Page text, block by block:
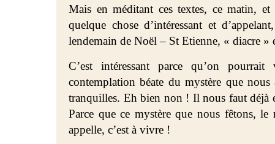
Mais en méditant ces textes, ce matin,
quelque chose d’intéressant et
lendemain de Noël – St Etienne, « diacre »
C’est intéressant parce qu’on
contemplation béate du mystère que
tranquilles. Eh bien non ! Il nous faut déjà
Parce que ce mystère que nous fêtons,
appelle, c’est à vivre !